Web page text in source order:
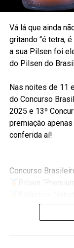
Vá lá que ainda
gritando “é tetra,
a sua Pilsen foi
do Pilsen do
Nas noites de 11
do Concurso
2025 e 13º
premiação
conferida aí!
Concurso
German Pilsner